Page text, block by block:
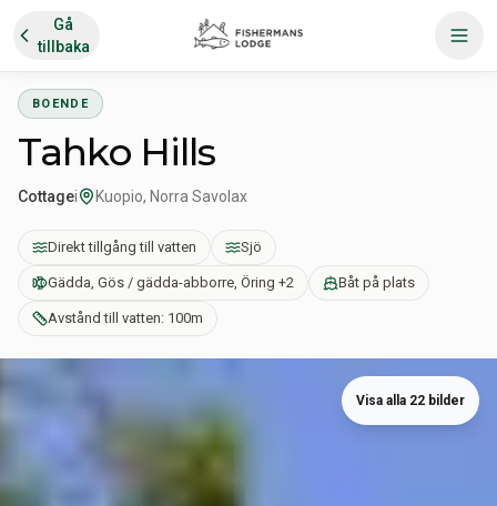
Gå
tillbaka
BOENDE
Tahko Hills
Cottagei Kuopio, Norra Savolax
Direkt tillgång till vatten Sjö
Gädda, Gös / gädda-abborre, Öring +2 Båt på plats
Avstånd till vatten: 100m
Visa alla 22 bilder